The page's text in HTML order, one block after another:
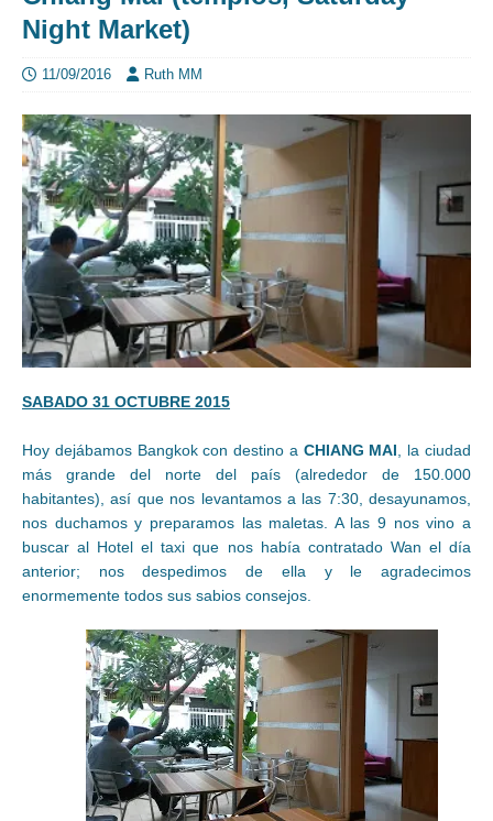
Night Market)
11/09/2016 Ruth MM
SABADO 31 OCTUBRE 2015
Hoy dejábamos Bangkok con destino a CHIANG MAI , la ciudad
más grande del norte del país (alrededor de 150.000
habitantes), así que nos levantamos a las 7:30, desayunamos,
nos duchamos y preparamos las maletas. A las 9 nos vino a
buscar al Hotel el taxi que nos había contratado Wan el día
anterior; nos despedimos de ella y le agradecimos
enormemente todos sus sabios consejos.